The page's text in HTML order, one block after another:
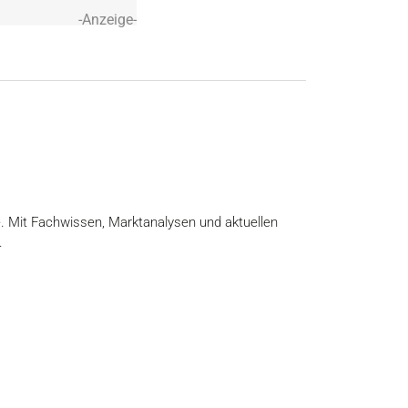
-Anzeige-
Fachwissen, Marktanalysen und aktuellen